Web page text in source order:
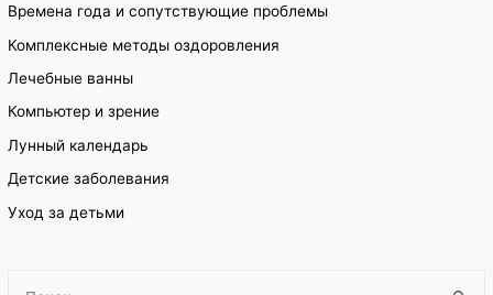
Времена года и сопутствующие проблемы
Комплексные методы оздоровления
Лечебные ванны
Компьютер и зрение
Лунный календарь
Детские заболевания
Уход за детьми